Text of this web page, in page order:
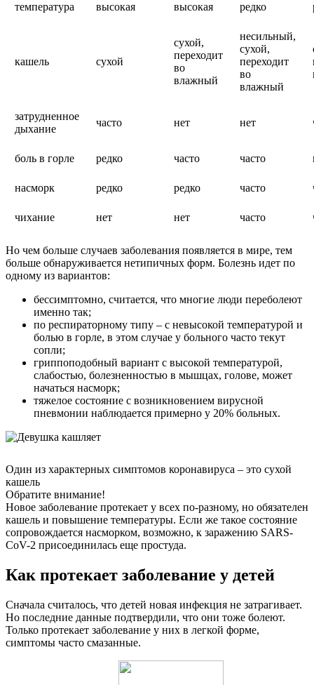
температура высокая высокая редко
кашель сухой
сухой,
переходит
во
влажный
несильный,
сухой,
переходит
во
влажный
затрудненное
дыхание
часто нет нет
боль в горле редко часто часто
насморк редко редко часто
чихание нет нет часто
Но чем больше случаев заболевания появляется в мире, тем
больше обнаруживается нетипичных форм. Болезнь идет по
одному из вариантов:
бессимптомно, считается, что многие люди переболеют
именно так;
по респираторному типу – с невысокой температурой и
болью в горле, в этом случае у больного часто текут
сопли;
гриппоподобный вариант с высокой температурой,
слабостью, болезненностью в мышцах, голове, может
начаться насморк;
тяжелое состояние с возникновением вирусной
пневмонии наблюдается примерно у 20% больных.
Один из характерных симптомов коронавируса – это сухой
кашель
Обратите внимание!
Новое заболевание протекает у всех по-разному, но обязателен
кашель и повышение температуры. Если же такое состояние
сопровождается насморком, возможно, к заражению SARS-
CoV-2 присоединилась еще простуда.
Как протекает заболевание у детей
Сначала считалось, что детей новая инфекция не затрагивает.
Но последние данные подтвердили, что они тоже болеют.
Только протекает заболевание у них в легкой форме,
симптомы часто смазанные.